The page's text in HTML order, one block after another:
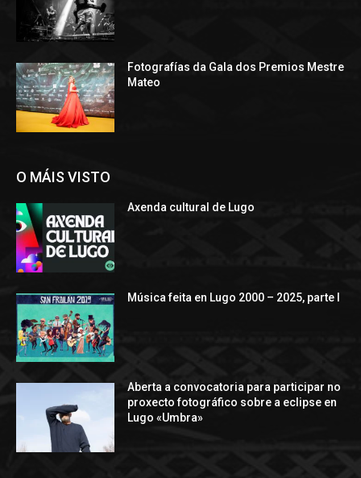
Fotografías da Gala dos Premios Mestre
Mateo
O MÁIS VISTO
Axenda cultural de Lugo
Música feita en Lugo 2000 – 2025, parte I
Aberta a convocatoria para participar no
proxecto fotográfico sobre a eclipse en
Lugo «Umbra»